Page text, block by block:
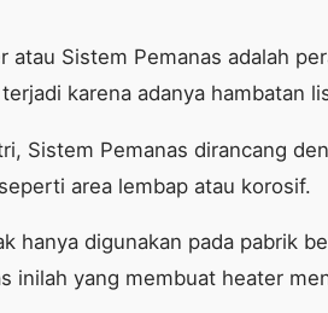
atau Sistem Pemanas adalah
karena adanya hambatan
Sistem Pemanas dirancang
area lembap atau korosif.
hanya digunakan pada pabrik
inilah yang membuat heater